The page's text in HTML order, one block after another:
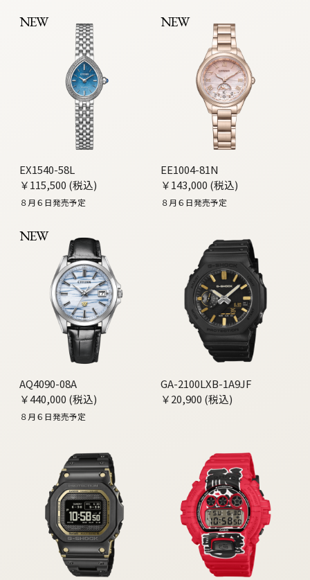
NEW
EX1540-58L
￥115,500 (税込)
８月６日発売予定
NEW
EE1004-81N
￥143,000 (税込)
８月６日発売予定
NEW
AQ4090-08A
￥440,000 (税込)
８月６日発売予定
GA-2100LXB-1A9JF
￥20,900 (税込)